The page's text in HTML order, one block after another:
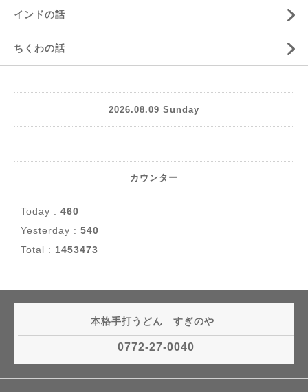
インドの話
ちくわの話
2026.08.09 Sunday
カウンター
Today : 460
Yesterday : 540
Total : 1453473
本格手打うどん すぎのや
0772-27-0040